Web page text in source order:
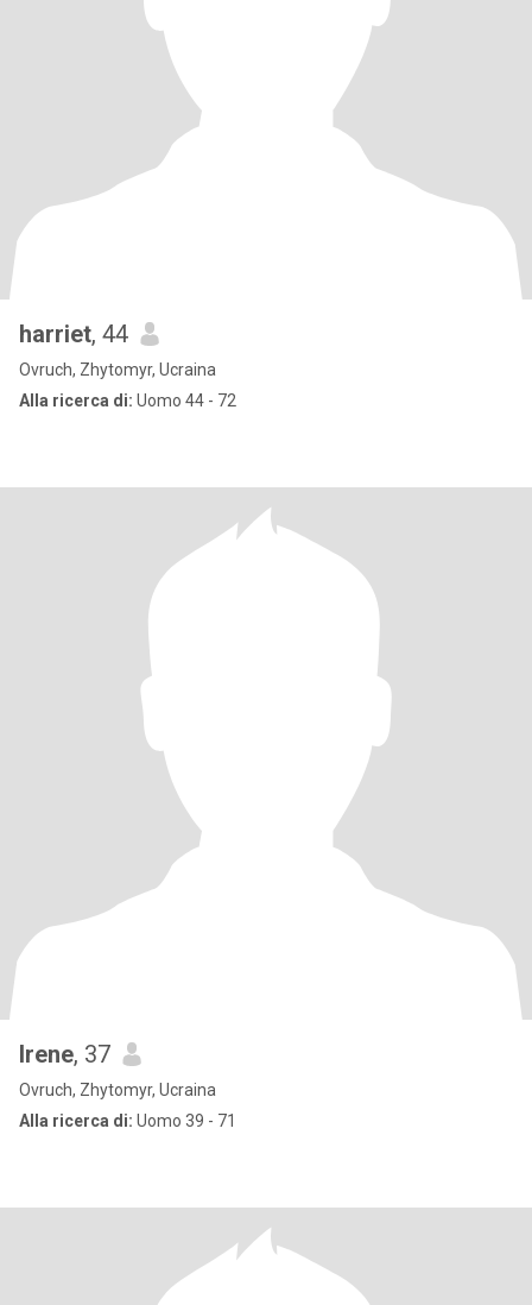
harriet, 44
Ovruch, Zhytomyr, Ucraina
Alla ricerca di: Uomo 44 - 72
Irene, 37
Ovruch, Zhytomyr, Ucraina
Alla ricerca di: Uomo 39 - 71